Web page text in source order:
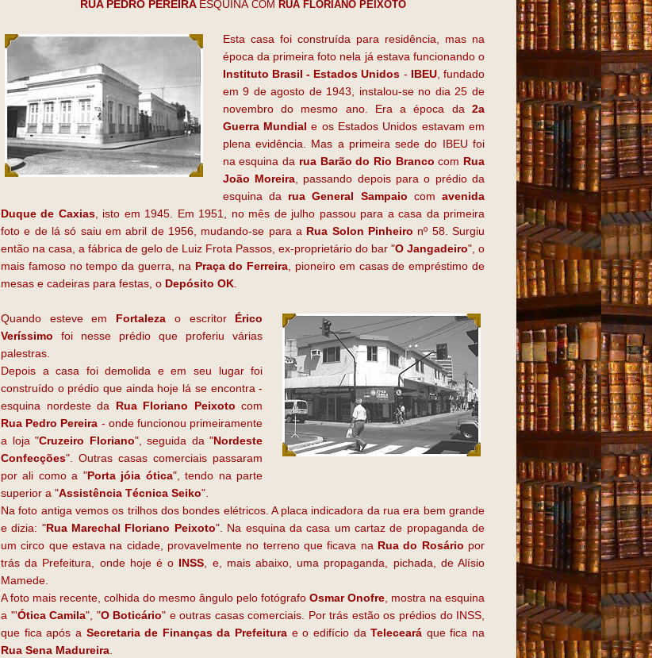
RUA PEDRO PEREIRA ESQUINACOM RUA FLORIANO PEIXOTO
Esta casa foi construída para residência, mas na
época da primeira foto nela já estava funcionando o
Instituto Brasil - Estados Unidos - IBEU, fundado
em 9 de agosto de 1943, instalou-se no dia 25 de
novembro do mesmo ano. Era a época da 2a
Guerra Mundial e os Estados Unidos estavam em
plena evidência. Mas a primeira sede do IBEU foi
na esquina da rua Barão do Rio Branco com Rua
João Moreira, passando depois para o prédio da
esquina da rua General Sampaio comavenida
Duque de Caxias, isto em 1945. Em 1951, no mês de julho passou para a casa da primeira
foto e de lá só saiu em abril de 1956, mudando-se para a Rua Solon Pinheiro nº 58. Surgiu
então na casa, a fábrica de gelo de Luiz Frota Passos, ex-proprietário do bar "O Jangadeiro", o
mais famoso no tempo da guerra, na Praça do Ferreira, pioneiro em casas de empréstimo de
mesas e cadeiras para festas, o Depósito OK.
Quando esteve em Fortaleza o escritor
Érico
Veríssimo foi nesse prédio que proferiu várias
palestras.
Depois a casa foi demolida e em seu lugar foi
construído o prédio que ainda hoje lá se encontra -
esquina nordeste da
Rua Floriano Peixoto com
Rua Pedro Pereira - onde funcionou primeiramente
a loja "Cruzeiro Floriano", seguida da "Nordeste
Confecções". Outras casas comerciais passaram
por ali como a "Porta jóia ótica", tendo na parte
superior a "Assistência Técnica Seiko".
Na foto antiga vemos os trilhos dos bondes elétricos. A placa indicadora da rua era bem grande
e dizia: "Rua Marechal Floriano Peixoto". Na esquina da casa um cartaz de propaganda de
um circo que estava na cidade, provavelmente no terreno que ficava na Rua do Rosário por
trás da Prefeitura, onde hoje é o
INSS, e, mais abaixo, uma propaganda, pichada, de Alísio
Mamede.
A foto mais recente, colhida do mesmo ângulo pelo fotógrafo Osmar Onofre, mostra na esquina
a "'Ótica Camila", "O Boticário" e outras casas comerciais. Por trás estão os prédios do INSS,
que fica após a Secretaria de Finanças da Prefeitura e o edifício daTeleceará que fica na
Rua Sena Madureira.